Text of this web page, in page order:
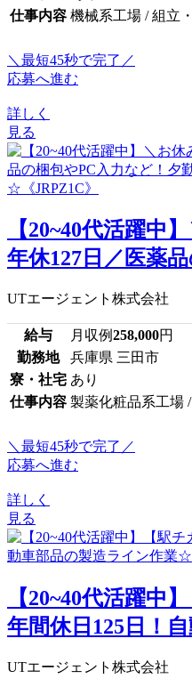
仕事内容 機械系工場 / 組立
＼最短45秒で完了／
応募へ進む
詳しく
見る
【20~40代活躍中
年休127日／医薬
UTエージェント株式会社
給与 月収例258,000円
勤務地
兵庫県 三田市
寮・社宅 あり
仕事内容 製薬化粧品系工場
＼最短45秒で完了／
応募へ進む
詳しく
見る
【20~40代活躍中
年間休日125日！
UTエージェント株式会社